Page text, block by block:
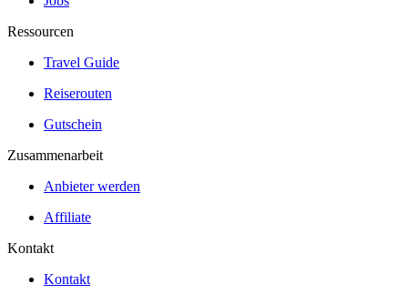
Ressourcen
Travel Guide
Reiserouten
Gutschein
Zusammenarbeit
Anbieter werden
Affiliate
Kontakt
Kontakt